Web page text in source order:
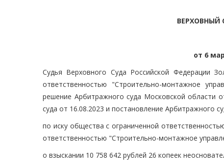
ВЕРХОВНЫЙ
от 6
Судья Верховного Суда Российской Федерации
ответственностью "Строительно-монтажное
решение Арбитражного суда Московской области
суда от 16.08.2023 и постановление Арбитражного
по иску общества с ограниченной
ответственностью "Строительно-монтажное
о взыскании 10 758 642 рублей 26 копеек